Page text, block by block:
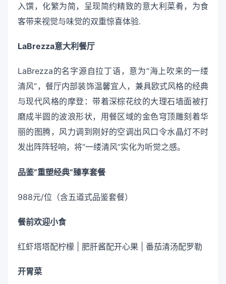
入馔，化繁为简，呈现简约精致的意大利菜肴，为食
客带来视觉与味觉的双重惊喜体验.
LaBrezza意大利餐厅
LaBrezza的名字源自拉丁语，意为“海上吹来的一缕
清风”，餐厅内部装饰温馨宜人，兼具欧式风格的经典
与现代风格的摩登：带着深棕花纹的大理石墙面被打
磨成半圆的波浪形状，用餐区域的金色穹顶雕刻着华
丽的图腾，风力调到刚好的空调出风口令水晶灯不时
发出阵阵轻响，将“一缕清风”实化为听觉之感。
品鉴”重塑经典”臻享套餐
988元/位（含五道式品鉴套餐）
餐前欢迎小食
红虾塔塔配柠檬 | 肥肝酱配开心果 | 番茄清汤配罗勒
开胃菜